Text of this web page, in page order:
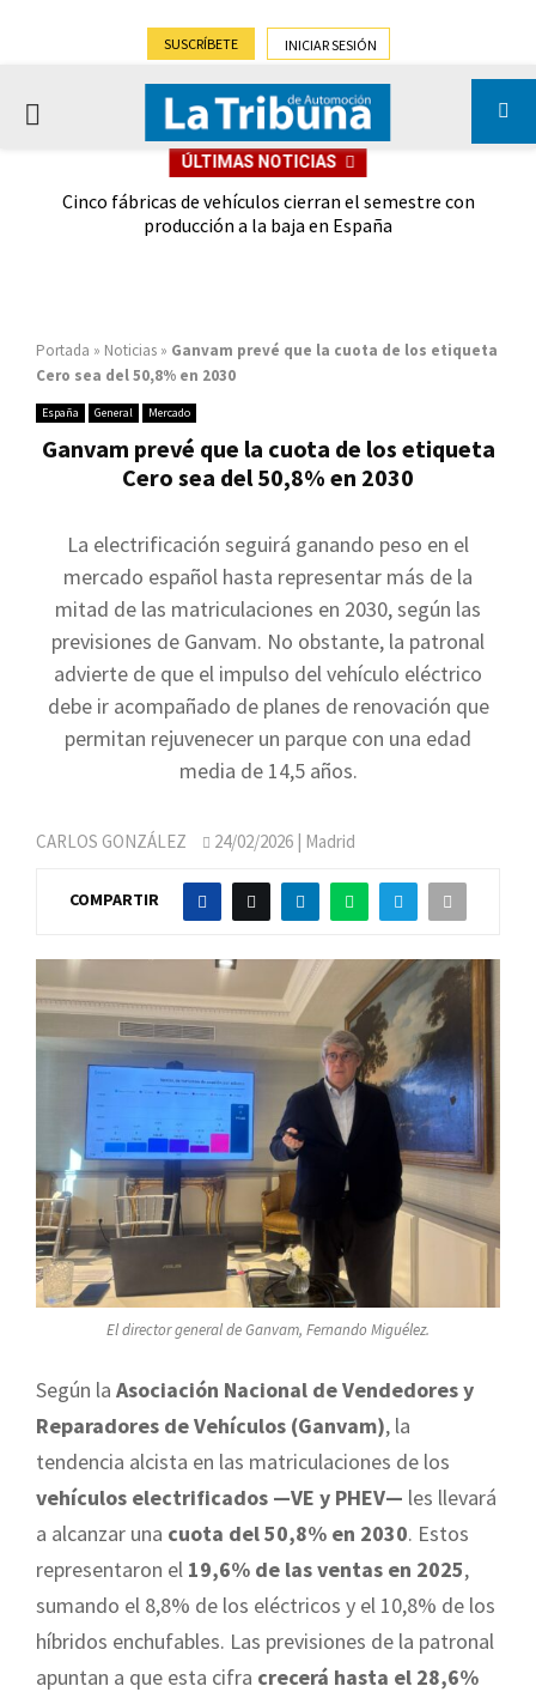
SUSCRÍBETE INICIAR SESIÓN
PRIMARY
ÚLTIMAS NOTICIAS
Cinco fábricas de vehículos cierran el semestre con
producción a la baja en España
Portada » Noticias » Ganvam prevé que la cuota de los etiqueta
Cero sea del 50,8% en 2030
España General Mercado
Ganvam prevé que la cuota de los etiqueta
Cero sea del 50,8% en 2030
La electrificación seguirá ganando peso en el
mercado español hasta representar más de la
mitad de las matriculaciones en 2030, según las
previsiones de Ganvam. No obstante, la patronal
advierte de que el impulso del vehículo eléctrico
debe ir acompañado de planes de renovación que
permitan rejuvenecer un parque con una edad
media de 14,5 años.
CARLOS GONZÁLEZ 24/02/2026 | Madrid
COMPARTIR
El director general de Ganvam, Fernando Miguélez.
Según la Asociación Nacional de Vendedores y
Reparadores de Vehículos (Ganvam), la
tendencia alcista en las matriculaciones de los
vehículos electrificados —VE y PHEV— les llevará
a alcanzar una cuota del 50,8% en 2030. Estos
representaron el 19,6% de las ventas en 2025,
sumando el 8,8% de los eléctricos y el 10,8% de los
híbridos enchufables. Las previsiones de la patronal
apuntan a que esta cifra crecerá hasta el 28,6%